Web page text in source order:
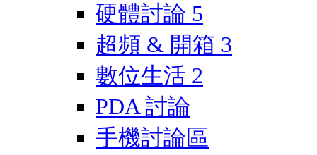
硬體討論 5
超頻 & 開箱 3
數位生活 2
PDA 討論
手機討論區